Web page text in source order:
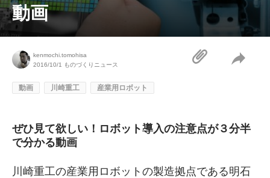
動画
kenmochi.tomohisa
2016/10/1
ものづくりニュース
動画 川崎重工 産業用ロボット
ぜひ見て欲しい！ロボット導入の注意点が３分半
で分かる動画
川崎重工の産業用ロボットの製造拠点である明石